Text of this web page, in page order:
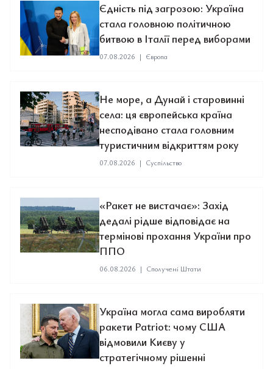
Єдність під загрозою: Україна
стала головною політичною
битвою в Італії перед виборами
07.08.2026 | Європа
Не море, а Дунай і старовинні
села: ця європейська країна
несподівано стала головним
туристичним відкриттям року
07.08.2026 | Суспільство
«Ракет не вистачає»: Захід
дедалі рідше відповідає на
термінові прохання України про
ППО
06.08.2026 | Сполучені Штати
Україна могла сама виробляти
ракети Patriot: чому США
відмовили Києву у
стратегічному рішенні